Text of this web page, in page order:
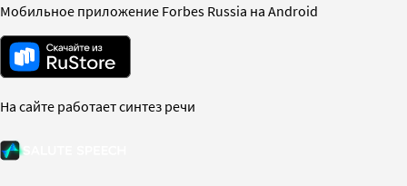
Мобильное приложение Forbes Russia на Android
На сайте работает синтез речи